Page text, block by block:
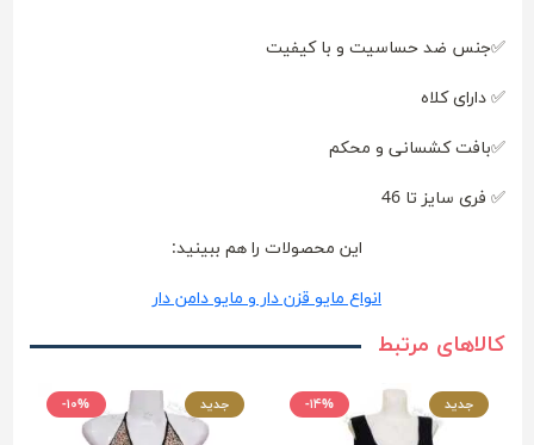
✅جنس ضد حساسیت و با کیفیت
✅ دارای کلاه
✅بافت کشسانی و محکم
✅ فری سایز تا 46
این محصولات را هم ببینید:
انواع مایو قزن دار و مایو دامن دار
کالاهای مرتبط
جدید -۱۴% جدید -۱۰%